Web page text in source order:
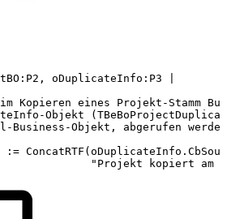
oDuplicateInfo:P3
Kopieren eines Projekt-Stamm
Objekt
Business-Objekt, abgerufen werden
:=
"Projekt
kopiert am